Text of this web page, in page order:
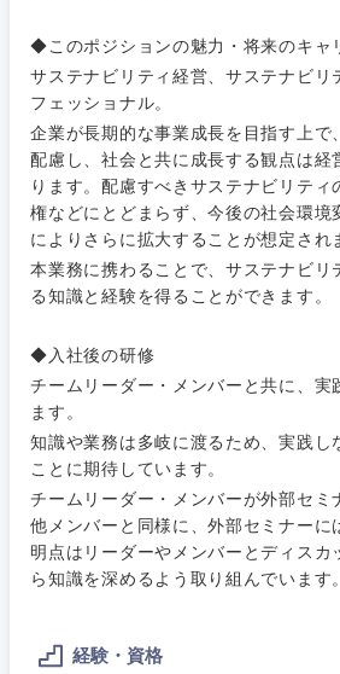
◆このポジションの魅力・将来のキャ
サステナビリティ経営、サステナビリ
フェッショナル。
企業が長期的な事業成長を目指す上で
配慮し、社会と共に成長する観点は経
ります。配慮すべきサステナビリティ
権などにとどまらず、今後の社会環境
によりさらに拡大することが想定され
本業務に携わることで、サステナビリ
る知識と経験を得ることができます。
◆入社後の研修
チームリーダー・メンバーと共に、実
ます。
知識や業務は多岐に渡るため、実践し
ことに期待しています。
チームリーダー・メンバーが外部セミ
他メンバーと同様に、外部セミナーに
明点はリーダーやメンバーとディスカ
ら知識を深めるよう取り組んでいます。
経験・資格
技術職
Webサー
ビス・制
作、ゲー
技術職
（モノづ
門職
建設・施
工管理
事務職
メディカル
不動産専門職
建設・施工管理
事務職
IT・通信
WEBサービス
コンサル・シンクタンク
広告・宣伝・印刷
エンターテイメント
法律・特許事務所・監査法人
人材・アウトソーシング
関東地方
群馬県 埼
千葉県 東